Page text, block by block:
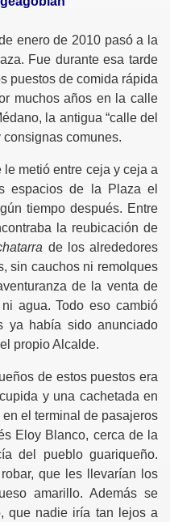
enero de 2010 pasó a la
Fue durante esa tarde
puestos de comida rápida
muchos años en la calle
la antigua “calle del
consignas comunes.
metió entre ceja y ceja a
espacios de la Plaza el
tiempo después. Entre
la reubicación de
de los alrededores
sin cauchos ni remolques
de la venta de
agua. Todo eso cambió
ya había sido anunciado
propio Alcalde.
de estos puestos era
y una cachetada en
el terminal de pasajeros
Eloy Blanco, cerca de la
del pueblo guariqueño.
que les llevarían los
amarillo. Además se
que nadie iría tan lejos a